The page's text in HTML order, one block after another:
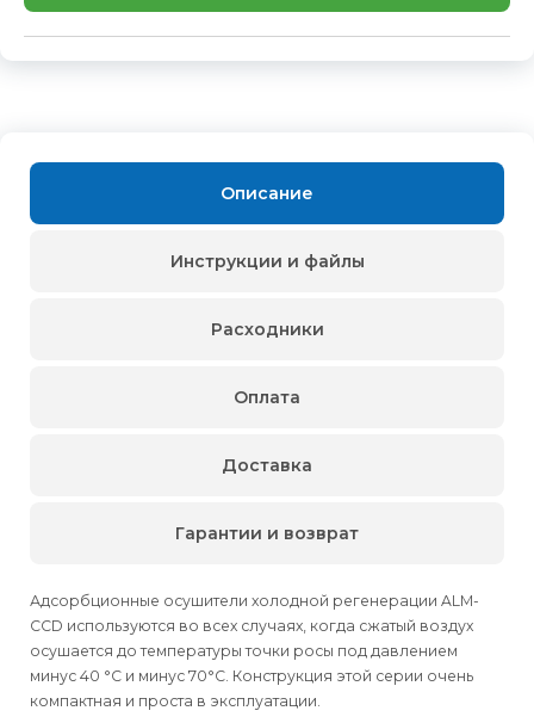
Описание
Адсорбционные осушители холодной регенерации ALM-
CCD используются во всех случаях, когда сжатый воздух
осушается до температуры точки росы под давлением
минус 40 °C и минус 70°C. Конструкция этой серии очень
компактная и проста в эксплуатации.
Инструкции и файлы
Расходники
Оплата
Доставка
Гарантии и возврат